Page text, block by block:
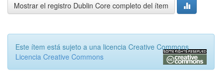
Mostrar el registro Dublin Core completo del ítem
Este ítem está sujeto a una licencia Creative Commons
Licencia Creative Commons